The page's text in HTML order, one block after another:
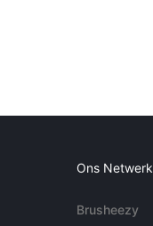
Ons Netwerk
Brusheezy